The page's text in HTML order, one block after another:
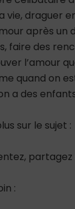
vie, draguer
après un
faire des
l’amour
quand on
a des
sur le sujet :
: